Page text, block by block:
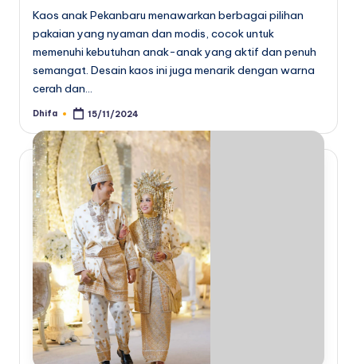
Kaos anak Pekanbaru menawarkan berbagai pilihan
pakaian yang nyaman dan modis, cocok untuk
memenuhi kebutuhan anak-anak yang aktif dan penuh
semangat. Desain kaos ini juga menarik dengan warna
cerah dan…
Posted
Dhifa 15/11/2024